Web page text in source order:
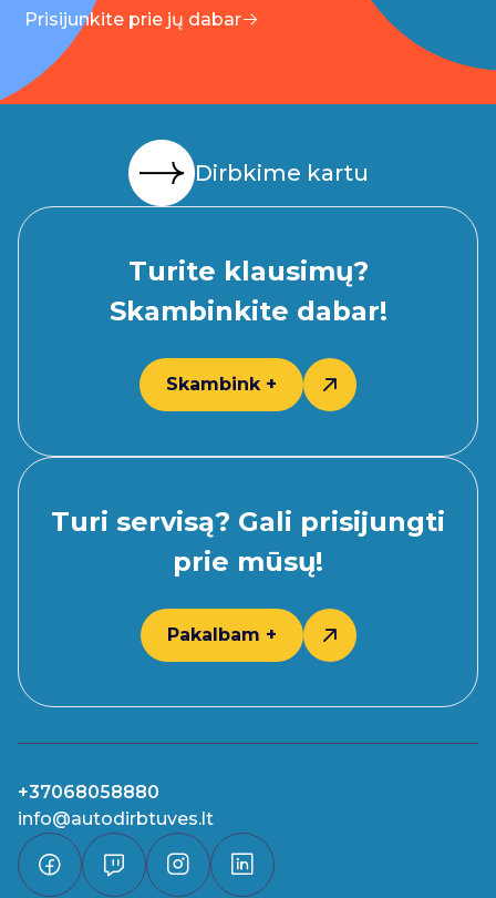
Prisijunkite prie jų dabar
Dirbkime kartu
Turite klausimų?
Skambinkite dabar!
Skambink +
Turi servisą? Gali prisijungti
prie mūsų!
Pakalbam +
+37068058880
info@autodirbtuves.lt